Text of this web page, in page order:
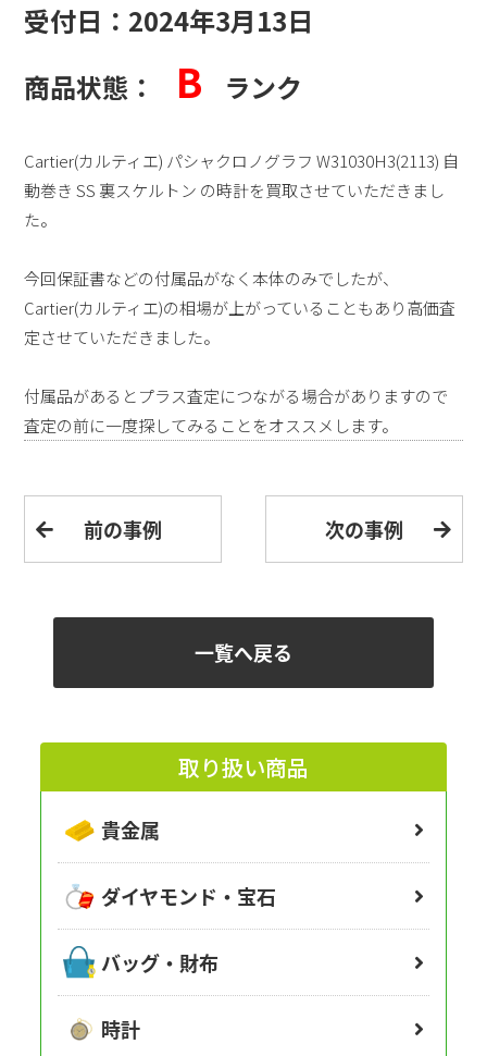
受付日：2024年3月13日
商品状態：
B ランク
Cartier(カルティエ) パシャクロノグラフW31030H3(2113) 自
動巻き SS 裏スケルトン の時計を買取させていただきまし
た。
今回保証書などの付属品がなく本体のみでしたが、
Cartier(カルティエ)の相場が上がっていることもあり高価査
定させていただきました。
付属品があるとプラス査定につながる場合がありますので
査定の前に一度探してみることをオススメします。
前の事例 次の事例
一覧へ戻る
取り扱い商品
貴金属
ダイヤモンド・宝石
バッグ・財布
時計